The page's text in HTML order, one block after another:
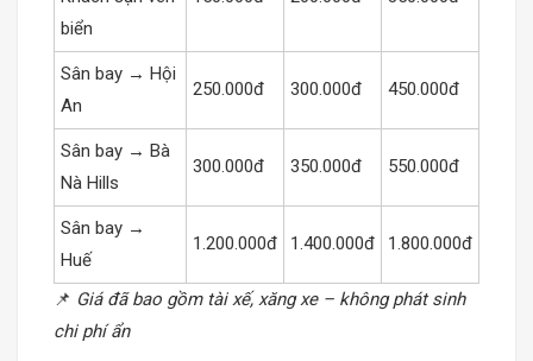
biển
Sân bay → Hội
An
250.000đ 300.000đ 450.000đ
Sân bay → Bà
Nà Hills
300.000đ 350.000đ 550.000đ
Sân bay →
Huế
1.200.000đ 1.400.000đ 1.800.000đ
📌 Giá đã bao gồm tài xế, xăng xe – không phát sinh
chi phí ẩn